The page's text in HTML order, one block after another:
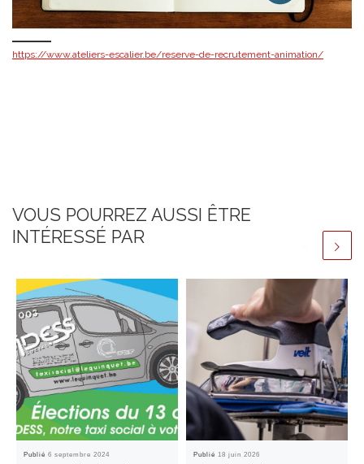
https://www.ateliers-escalier.be/reserve-de-recrutement-animation/
VOUS POURREZ AUSSI ÊTRE
INTÉRESSÉ PAR
Publié6 septembre 2024 Publié18 juin 2026